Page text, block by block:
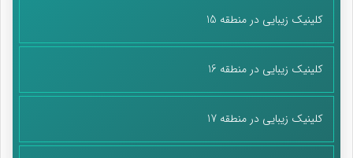
کلینیک زیبایی در منطقه 15
کلینیک زیبایی در منطقه 16
کلینیک زیبایی در منطقه 17